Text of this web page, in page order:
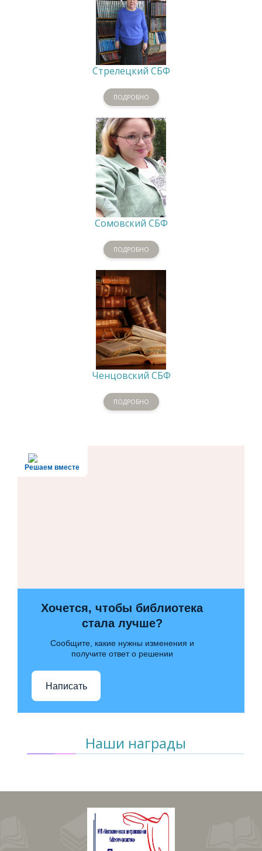
Стрелецкий СБФ
ПОДРОБНО
Сомовский СБФ
ПОДРОБНО
Ченцовский СБФ
ПОДРОБНО
Решаем вместе
Хочется, чтобы библиотека
стала лучше?
Сообщите, какие нужны изменения и
получите ответ о решении
Написать
Наши награды